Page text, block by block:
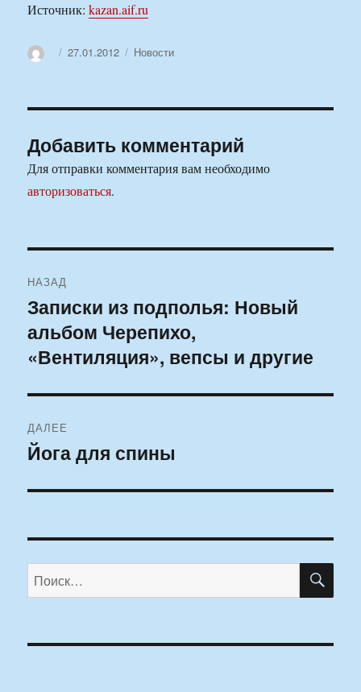
Источник:kazan.aif.ru
АвторОпубликовано
27.01.2012 Рубрики
Новости
Добавить комментарий
Для отправки комментария вам необходимо
авторизоваться.
по
записям
НАЗАД
Предыдущая
запись:
Записки из подполья: Новый
альбом Черепихо,
«Вентиляция», вепсы и другие
ДАЛЕЕ
Следующая
Йога для спины
Искать: